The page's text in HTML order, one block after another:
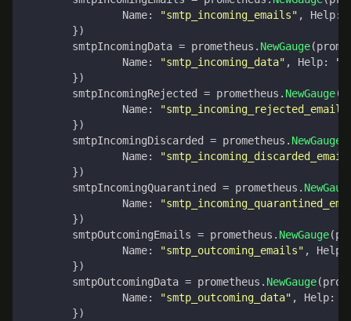
Name: "smtp_incoming_emails" , Help:
})
smtpIncomingData = prometheus . NewGauge(
Name: "smtp_incoming_data" , Help:
})
smtpIncomingRejected
= prometheus . NewGauge(
Name:
})
smtpIncomingDiscarded
= prometheus . NewGauge
Name:
})
smtpIncomingQuarantined
= prometheus .
Name:
})
smtpOutcomingEmails = prometheus . NewGauge(
Name: "smtp_outcoming_emails" , Help
})
smtpOutcomingData = prometheus . NewGauge(
Name: "smtp_outcoming_data" , Help:
})